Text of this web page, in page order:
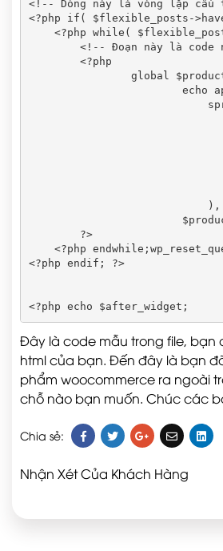
<!-- Dòng này là vòng lặp
<?php if( $flexible_posts-
<?php while(
        <?php
        ?>
<?php
<?php endif; ?>
Đây là code mẫu trong file, bạn
html của bạn. Đến đây là bạn
phẩm woocommerce ra ngoài
chỗ nào bạn muốn. Chúc các
Chia sẻ:
Nhận Xét Của Khách Hàng